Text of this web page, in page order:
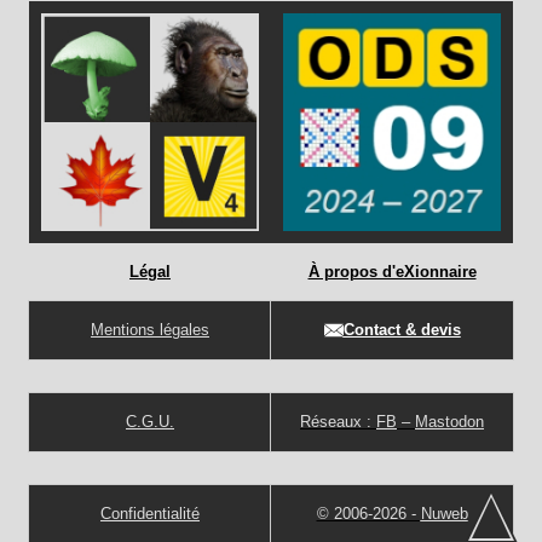
Légal
Mentions légales
C.G.U.
Confidentialité
À propos d'eXionnaire
Contact & devis
Réseaux : FB – Mastodon
© 2006-2026 - Nuweb